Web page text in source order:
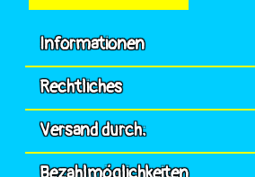
Informationen
Rechtliches
Versand durch: